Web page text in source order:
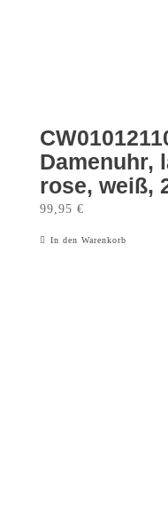
Damenuhr,
rose, weiß,
99,95 €
In den Warenkorb